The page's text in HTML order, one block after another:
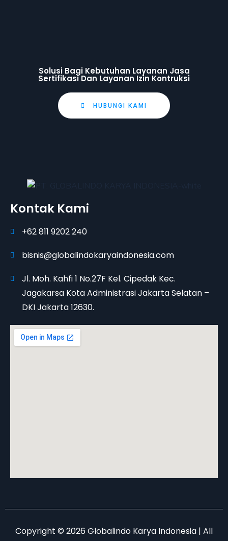
Solusi Bagi Kebutuhan Layanan Jasa
Sertifikasi Dan Layanan Izin Kontruksi
HUBUNGI KAMI
Kontak Kami
+62 811 9202 240
bisnis@globalindokaryaindonesia.com
Jl. Moh. Kahfi 1 No.27F Kel. Cipedak Kec.
Jagakarsa Kota Administrasi Jakarta Selatan –
DKI Jakarta 12630.
Copyright © 2026 Globalindo Karya Indonesia | All